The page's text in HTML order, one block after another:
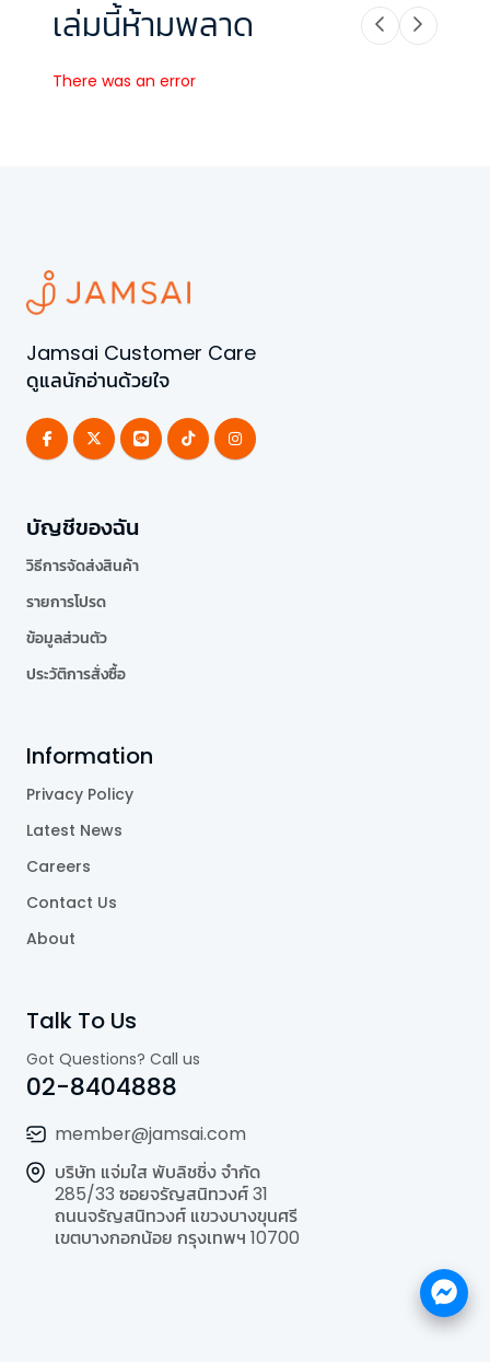
เล่มนี้ห้ามพลาด
There was an error
Jamsai Customer Care
ดูแลนักอ่านด้วยใจ
บัญชีของฉัน
วิธีการจัดส่งสินค้า
รายการโปรด
ข้อมูลส่วนตัว
ประวัติการสั่งซื้อ
Information
Privacy Policy
Latest News
Careers
Contact Us
About
Talk To Us
Got Questions? Call us
02-8404888
member@jamsai.com
บริษัท แจ่มใส พับลิชชิ่ง จำกัด
285/33 ซอยจรัญสนิทวงศ์ 31
ถนนจรัญสนิทวงศ์ แขวงบางขุนศรี
เขตบางกอกน้อย กรุงเทพฯ 10700